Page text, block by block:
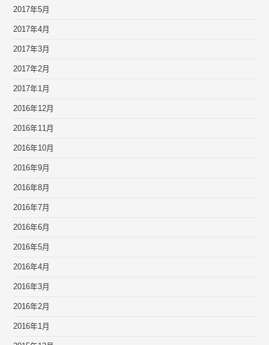
2017年5月
2017年4月
2017年3月
2017年2月
2017年1月
2016年12月
2016年11月
2016年10月
2016年9月
2016年8月
2016年7月
2016年6月
2016年5月
2016年4月
2016年3月
2016年2月
2016年1月